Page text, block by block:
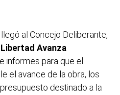
al Concejo Deliberante,
Avanza
informes para que el
el avance de la obra, los
destinado a la